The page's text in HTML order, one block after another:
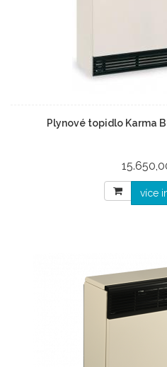
Plynové topidlo Karma
více